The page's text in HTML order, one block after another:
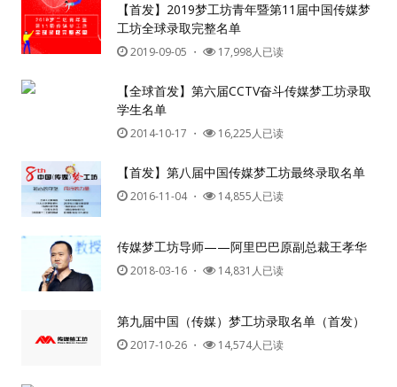
【首发】2019梦工坊青年暨第11届中国传媒梦
工坊全球录取完整名单
2019-09-05 ・ 17,998人已读
【全球首发】第六届CCTV奋斗传媒梦工坊录取
学生名单
2014-10-17 ・ 16,225人已读
【首发】第八届中国传媒梦工坊最终录取名单
2016-11-04・ 14,855人已读
传媒梦工坊导师——阿里巴巴原副总裁王孝华
2018-03-16 ・ 14,831人已读
第九届中国（传媒）梦工坊录取名单（首发）
2017-10-26 ・ 14,574人已读